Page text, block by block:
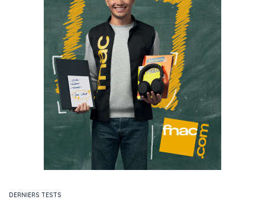
DERNIERS TESTS